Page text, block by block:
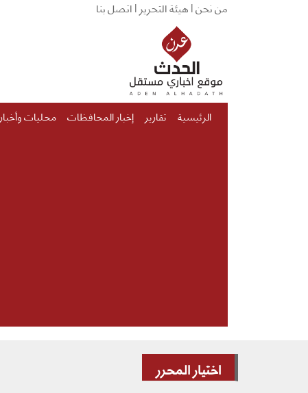
من نحن |هيئة التحرير |اتصل بنا
الرئيسية تقارير إخبار المحافظات محليات وأخبار
اختيار المحرر